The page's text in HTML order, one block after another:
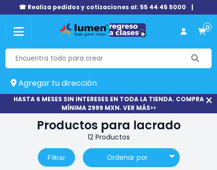
☎ Realiza pedidos y cotizaciones al: 55 44 45 5000 |
0
Agregar tu dirección
HASTA 6 MESES SIN INTERESES EN TODA LA TIENDA. COMPRA
MÍNIMA 2999 MXN. VER MÁS>>
Productos para lacrado
Filtrar
12 Productos
Ordenar por